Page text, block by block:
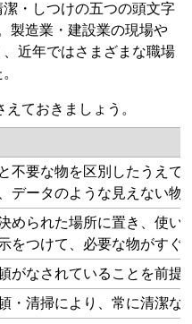
・しつけの五つの頭文字
製造業・建設業の現場や
近年ではさまざまな職場
ておきましょう。
不要な物を区別したうえで
データのような見えない物
められた場所に置き、使い
をつけて、必要な物がすぐ
がなされていることを前提
・清掃により、常に清潔な